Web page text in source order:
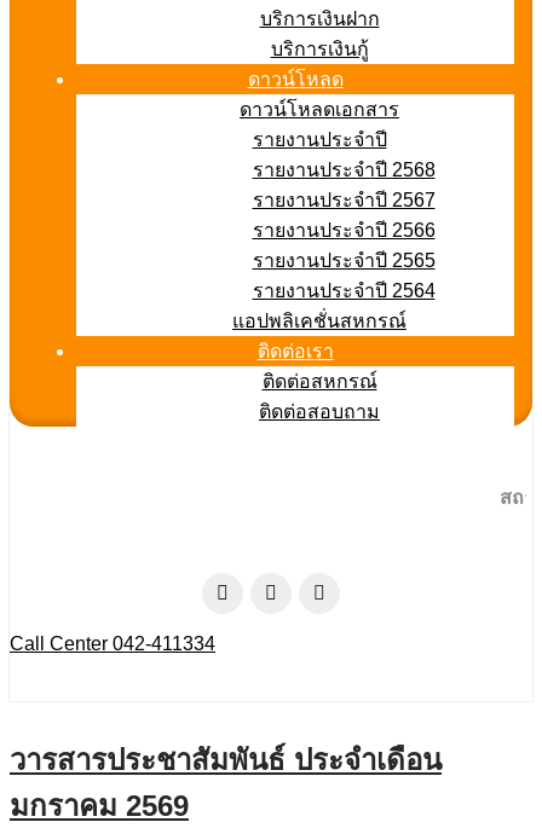
บริการเงินฝาก
บริการเงินกู้
ดาวน์โหลด
ดาวน์โหลดเอกสาร
รายงานประจำปี
รายงานประจำปี 2568
รายงานประจำปี 2567
รายงานประจำปี 2566
รายงานประจำปี 2565
รายงานประจำปี 2564
แอปพลิเคชั่นสหกรณ์
ติดต่อเรา
ติดต่อสหกรณ์
ติดต่อสอบถาม
สถาบันก
Call Center 042-411334
วารสารประชาสัมพันธ์ ประจำเดือน
มกราคม 2569